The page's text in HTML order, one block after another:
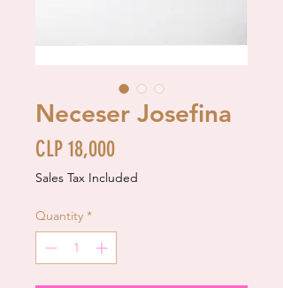
Neceser Josefina
CLP 18,000Price
Sales Tax Included
Quantity *